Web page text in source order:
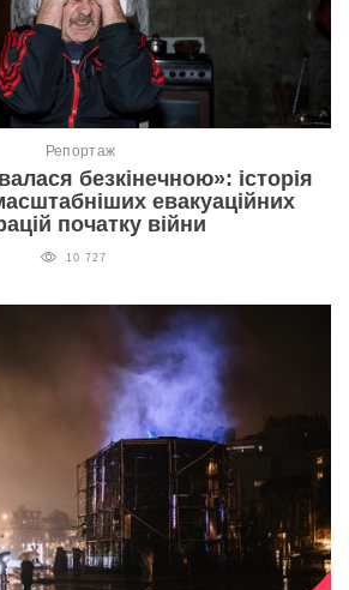
Репортаж
безкінечною»: історія
евакуаційних
початку війни
10 727